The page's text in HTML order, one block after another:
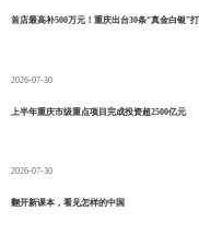
首店最高补500万元！重庆出台30条“真金白银”
2026-07-30
上半年重庆市级重点项目完成投资超2500亿元
2026-07-30
翻开新课本，看见怎样的中国